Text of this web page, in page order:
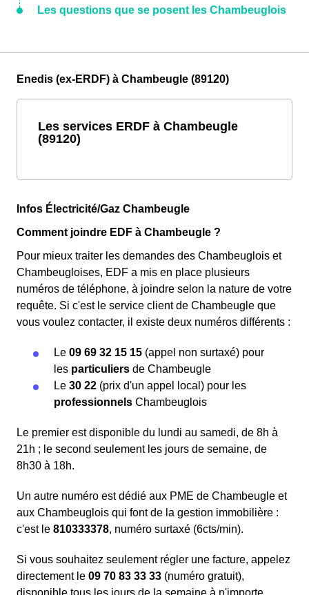
Les questions que se posent les Chambeuglois
Enedis (ex-ERDF) à Chambeugle (89120)
Les services ERDF à Chambeugle
(89120)
Infos Électricité/Gaz Chambeugle
Comment joindre EDF à Chambeugle ?
Pour mieux traiter les demandes des Chambeuglois et
Chambeugloises, EDF a mis en place plusieurs
numéros de téléphone, à joindre selon la nature de votre
requête. Si c'est le service client de Chambeugle que
vous voulez contacter, il existe deux numéros différents :
Le 09 69 32 15 15 (appel non surtaxé) pour
les particuliers de Chambeugle
Le 30 22 (prix d'un appel local) pour les
professionnels Chambeuglois
Le premier est disponible du lundi au samedi, de 8h à
21h ; le second seulement les jours de semaine, de
8h30 à 18h.
Un autre numéro est dédié aux PME de Chambeugle et
aux Chambeuglois qui font de la gestion immobilière :
c'est le 810333378, numéro surtaxé (6cts/min).
Si vous souhaitez seulement régler une facture, appelez
directement le 09 70 83 33 33 (numéro gratuit),
disponible tous les jours de la semaine à n'importe